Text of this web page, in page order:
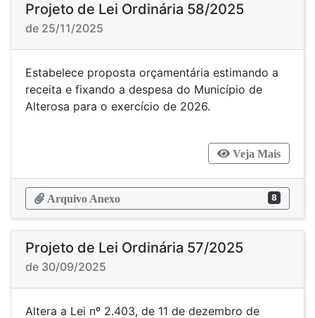
Projeto de Lei Ordinária 58/2025
de 25/11/2025
Estabelece proposta orçamentária estimando a
receita e fixando a despesa do Município de
Alterosa para o exercício de 2026.
Veja Mais
Arquivo Anexo 8
Projeto de Lei Ordinária 57/2025
de 30/09/2025
Altera a Lei nº 2.403, de 11 de dezembro de